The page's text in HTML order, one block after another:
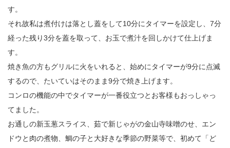
す。
それ故私は煮付けは落とし蓋をして10分にタイマーを設定し、7分
経った残り3分を蓋を取って、お玉で煮汁を回しかけて仕上げま
す。
焼き魚の方もグリルに火をいれると、始めにタイマーが9分に点滅
するので、たいていはそのまま9分で焼き上げます。
コンロの機能の中でタイマーが一番役立つとお客様もおっしゃっ
てました。
お通しの新玉葱スライス、茹で新じゃがの金山寺味噌のせ、エン
ドウと肉の煮物、鯛の子と大好きな季節の野菜等で、初めて「ど